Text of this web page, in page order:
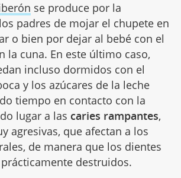
se produce por la
padres de mojar el chupete en
o bien por dejar al bebé con el
la cuna. En este último caso,
incluso dormidos con el
y los azúcares de la leche
tiempo en contacto con la
lugar a las caries rampantes,
agresivas, que afectan a los
de manera que los dientes
destruidos.